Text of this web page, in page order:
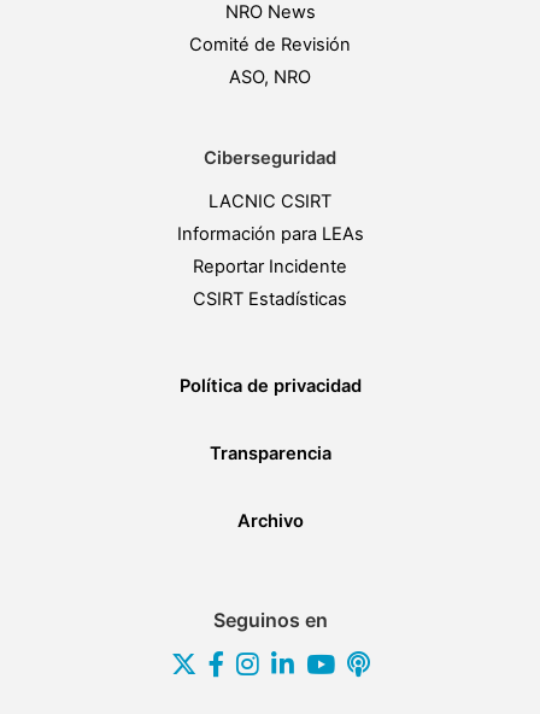
NRO News
Comité de Revisión
ASO, NRO
Ciberseguridad
LACNIC CSIRT
Información para LEAs
Reportar Incidente
CSIRT Estadísticas
Política de privacidad
Transparencia
Archivo
Seguinos en